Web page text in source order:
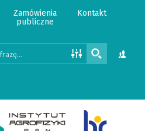
Zamówienia
publiczne
Kontakt